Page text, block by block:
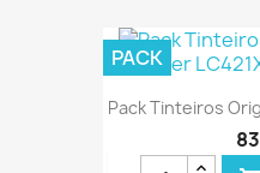
Pack Tinteiros
PACK